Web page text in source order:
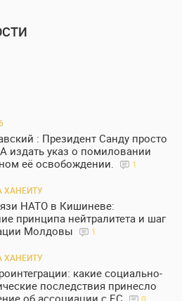
: Президент Санду просто
издать указ о помиловании
её освобождении.
1
ХАНЕИТУ
НАТО в Кишиневе:
принципа нейтралитета и шаг
Молдовы
1
ХАНЕИТУ
какие социально-
последствия принесло
об ассоциации с ЕС